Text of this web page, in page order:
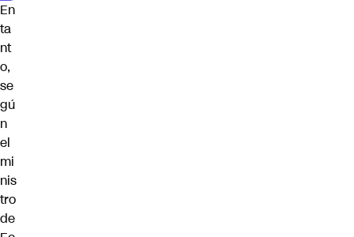
En
ta
nt
o,
se
gú
n
el
mi
nis
tro
de